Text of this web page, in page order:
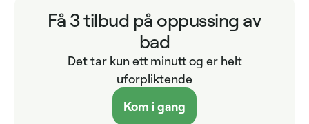
Få 3 tilbud på oppussing av
bad
Det tar kun ett minutt og er helt
uforpliktende
Kom i gang